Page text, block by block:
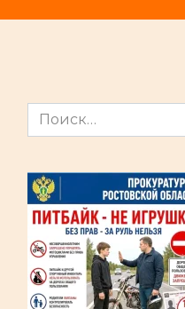
Search
for: